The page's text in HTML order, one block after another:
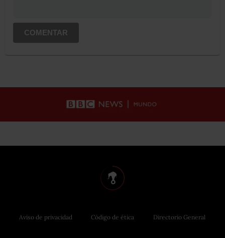
COMENTAR
Aviso de privacidad Código de ética Directorio General